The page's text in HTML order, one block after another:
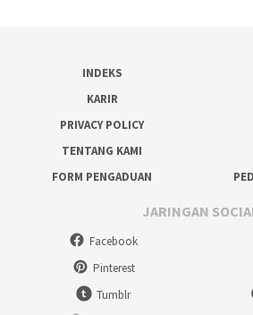
INDEKS
KARIR
PRIVACY POLICY
TENTANG KAMI
FORM PENGADUAN
JARINGAN
Facebook
Pinterest
Tumblr